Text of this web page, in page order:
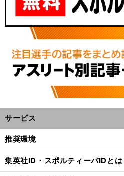
サービス
推奨環境
集英社ID・スポルティーバIDとは